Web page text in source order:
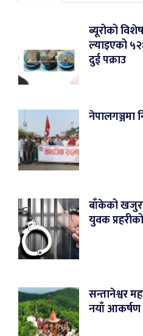
ब्यूरोको
ल्याइएको
दुई पक्राउ
नेपालगञ्जमा
बाँकेको
युवक
सन्तानेश्वर
नयाँ आकर्षण